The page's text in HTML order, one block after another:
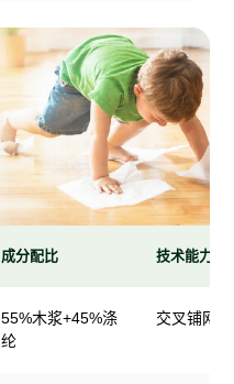
成分配比 技术能力
55%木浆+45%涤
纶
交叉铺网